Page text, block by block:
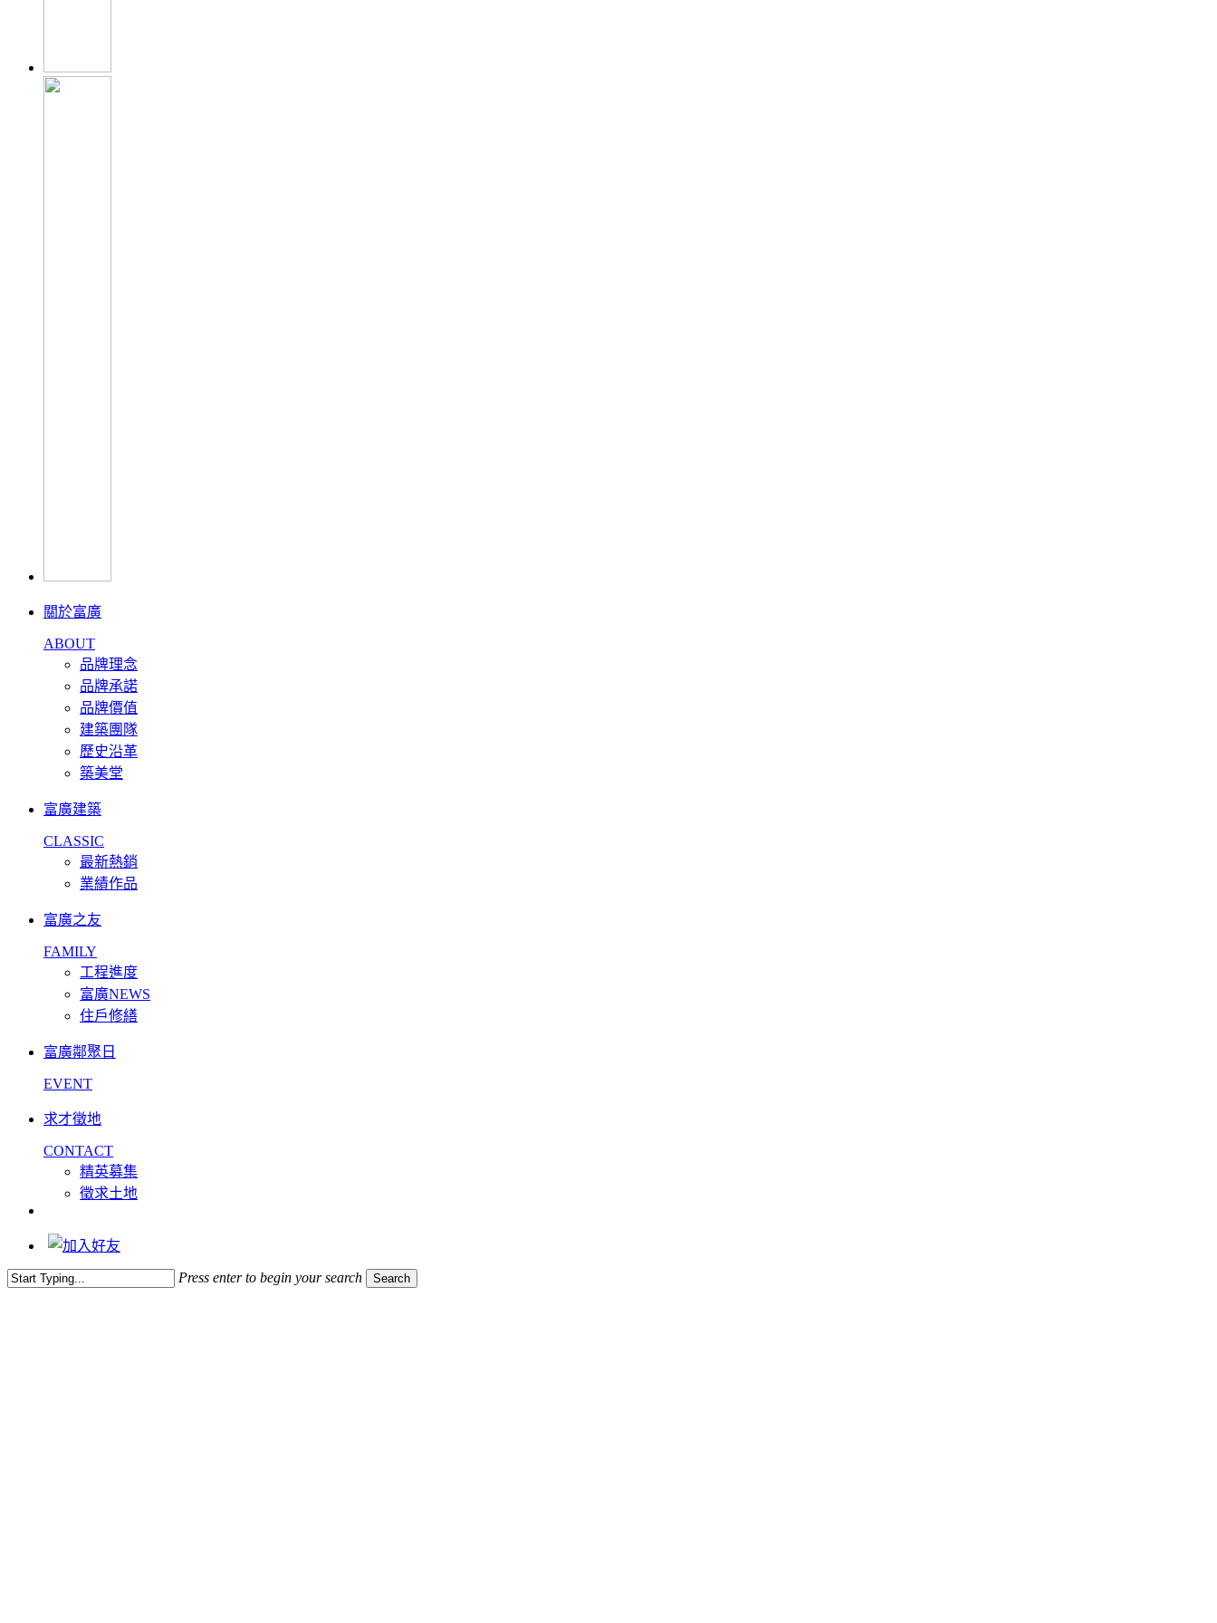
關於富廣
ABOUT
品牌理念
品牌承諾
品牌價值
建築團隊
歷史沿革
築美堂
富廣建築
CLASSIC
最新熱銷
業績作品
富廣之友
FAMILY
工程進度
富廣NEWS
住戶修繕
富廣鄰聚日
EVENT
求才徵地
CONTACT
精英募集
徵求土地
Press enter to begin your search Search